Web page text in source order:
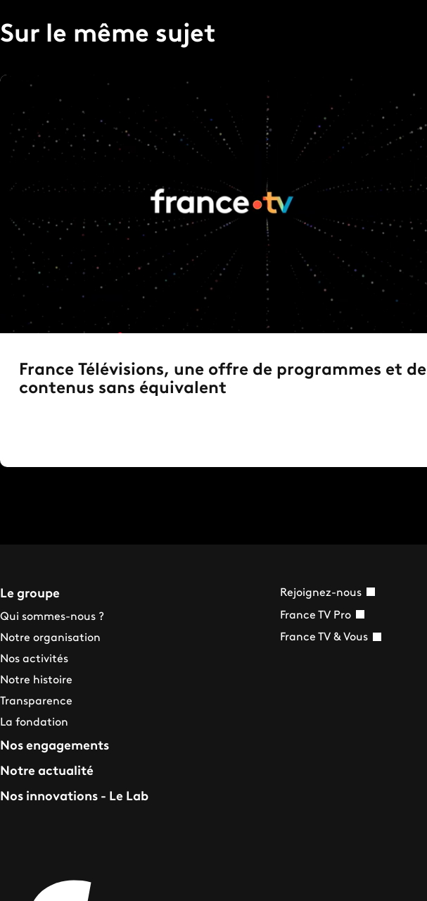
Sur le même sujet
France Télévisions, une offre de programmes et de
contenus sans équivalent
Le groupe
Qui sommes-nous ?
Notre organisation
Nos activités
Notre histoire
Transparence
La fondation
Nos engagements
Notre actualité
Nos innovations - Le Lab
Rejoignez-nous
France TV Pro
France TV & Vous